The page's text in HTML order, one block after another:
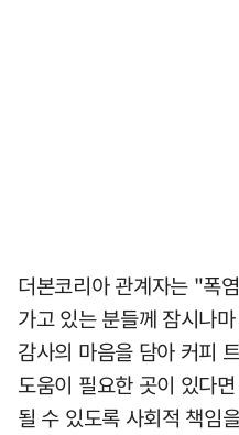
더본코리아 관계자는 "폭
가고 있는 분들께 잠시나
감사의 마음을 담아 커피
도움이 필요한 곳이 있다
될 수 있도록 사회적 책임